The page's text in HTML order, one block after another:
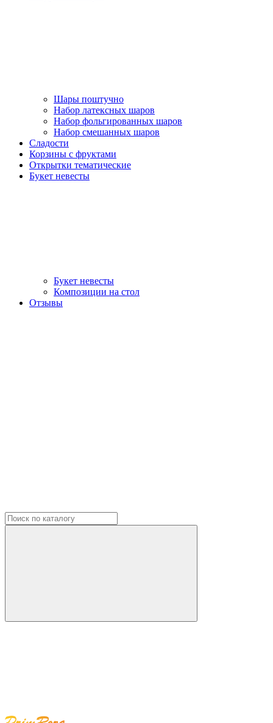
Шары поштучно
Набор латексных шаров
Набор фольгированных шаров
Набор смешанных шаров
Сладости
Корзины с фруктами
Открытки тематические
Букет невесты
Букет невесты
Композиции на стол
Отзывы